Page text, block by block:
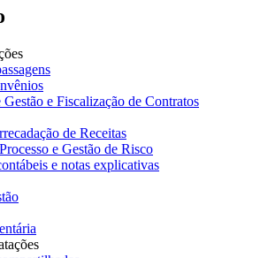
e Fiscalização de Contratos
de Receitas
e Gestão de Risco
e notas explicativas